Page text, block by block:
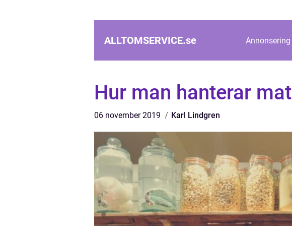
ALLTOMSERVICE.se Annonsering
Hur man hanterar mat
06 november 2019 Karl Lindgren